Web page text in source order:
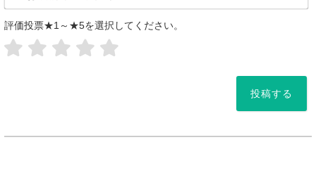
評価投票★1～★5を選択してください。